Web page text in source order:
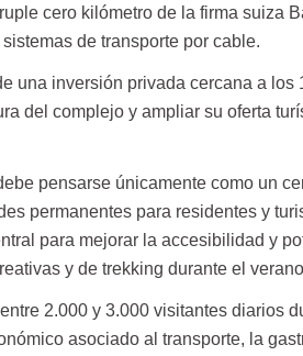
cero kilómetro de la firma suiza
de transporte por cable.
una inversión privada cercana a los
del complejo y ampliar su oferta
pensarse únicamente como un
permanentes para residentes y
para mejorar la accesibilidad y
y de trekking durante el
2.000 y 3.000 visitantes diarios
asociado al transporte, la